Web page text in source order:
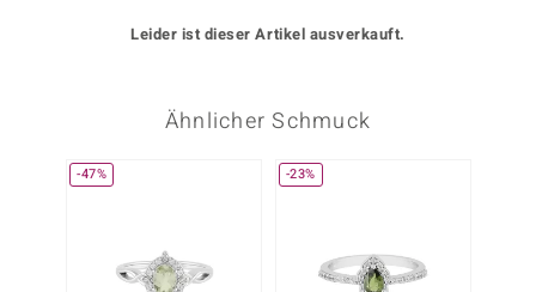
Leider ist dieser Artikel ausverkauft.
Ähnlicher Schmuck
-47% -23%